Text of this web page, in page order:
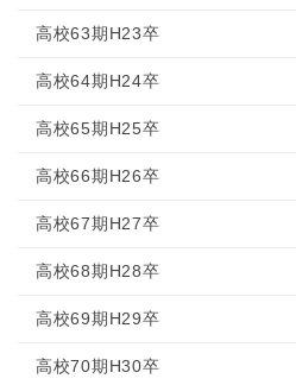
高校63期H23卒
高校64期H24卒
高校65期H25卒
高校66期H26卒
高校67期H27卒
高校68期H28卒
高校69期H29卒
高校70期H30卒